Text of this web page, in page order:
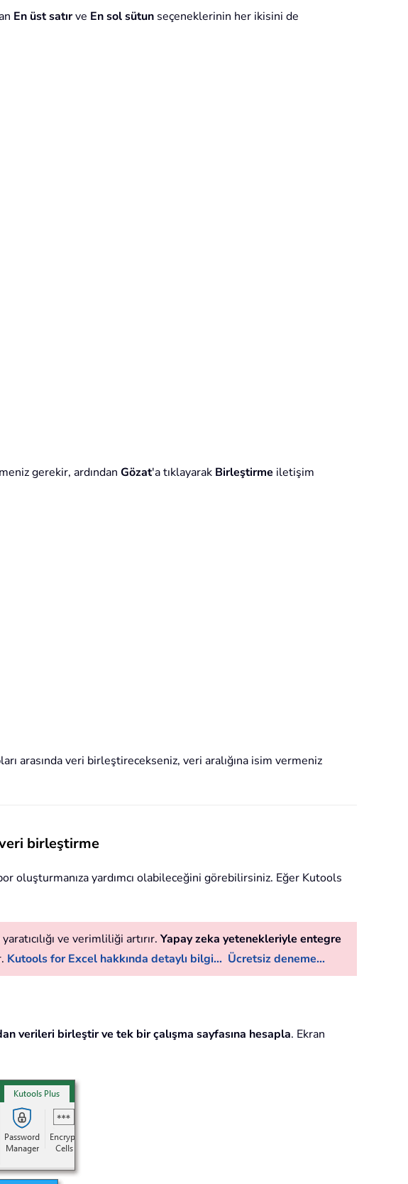
En üst satırve En sol sütun seçeneklerinin her ikisini de
gerekir, ardından Gözat'a tıklayarak Birleştirme iletişim
arasında veri birleştirecekseniz, veri aralığına isim vermeniz
veri birleştirme
oluşturmanıza yardımcı olabileceğini görebilirsiniz. Eğer Kutools
ve verimliliği artırır. Yapay zeka yetenekleriyle entegre
Kutools for Excel hakkında detaylı bilgi... Ücretsiz deneme...
verileri birleştir ve tek bir çalışma sayfasına hesapla. Ekran